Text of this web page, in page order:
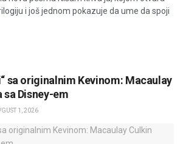
i još jednom pokazuje da ume da spoji
sa originalnim Kevinom: Macaulay
Disney-em
1, 2026